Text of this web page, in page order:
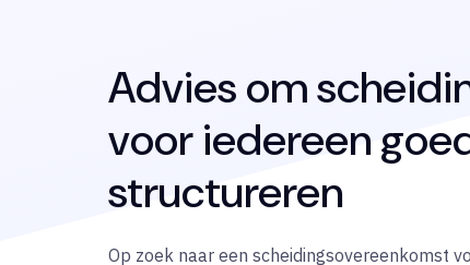
Advies om
voor iedereen
structureren
Op zoek naar een scheidingsovereenkomst